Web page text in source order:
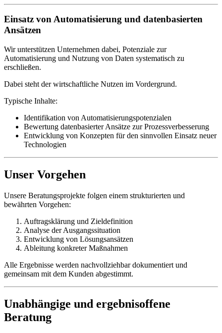
Einsatz von Automatisierung und datenbasierten
Ansätzen
Wir unterstützen Unternehmen dabei, Potenziale zur
Automatisierung und Nutzung von Daten systematisch zu
erschließen.
Dabei steht der wirtschaftliche Nutzen im Vordergrund.
Typische Inhalte:
Identifikation von Automatisierungspotenzialen
Bewertung datenbasierter Ansätze zur Prozessverbesserung
Entwicklung von Konzepten für den sinnvollen Einsatz neuer
Technologien
Unser Vorgehen
Unsere Beratungsprojekte folgen einem strukturierten und
bewährten Vorgehen:
Auftragsklärung und Zieldefinition
Analyse der Ausgangssituation
Entwicklung von Lösungsansätzen
Ableitung konkreter Maßnahmen
Alle Ergebnisse werden nachvollziehbar dokumentiert und
gemeinsam mit dem Kunden abgestimmt.
Unabhängige und ergebnisoffene
Beratung